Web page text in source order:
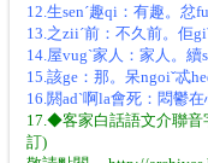
12.生senˊ趣qi：有趣。忿
13.之ziiˊ前：不久前。佢
14.屋vugˋ家人：家人。續
15.該ge：那。呆ngoiˇ忒
16.閼adˋ啊la會死：悶鬱在
17.◆客家白話語文介聯音
訂)